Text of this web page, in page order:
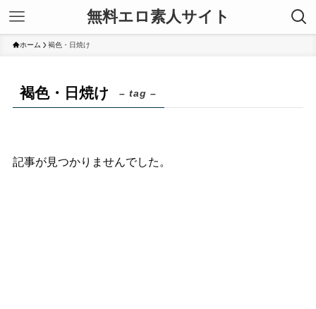
無料エロ素人サイト
ホーム 褐色・日焼け
褐色・日焼け – tag –
記事が見つかりませんでした。